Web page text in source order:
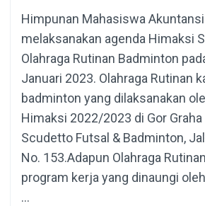
Himpunan Mahasiswa
melaksanakan agenda Himaksi
Olahraga Rutinan Badminton
Januari 2023. Olahraga Rutinan
badminton yang dilaksanakan
Himaksi 2022/2023 di Gor Graha
Scudetto Futsal & Badminton,
No. 153.Adapun Olahraga
program kerja yang dinaungi
…